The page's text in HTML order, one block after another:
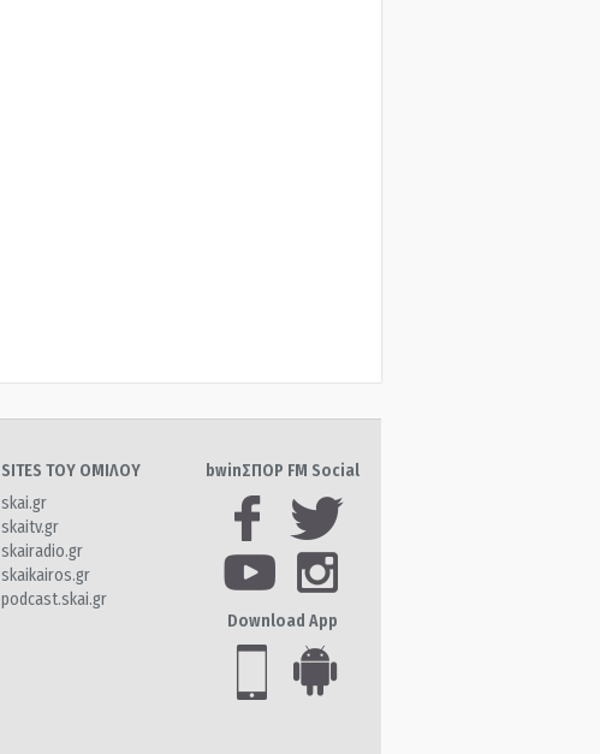
SITES ΤΟΥ ΟΜΙΛΟΥ
skai.gr
skaitv.gr
skairadio.gr
skaikairos.gr
podcast.skai.gr
bwinΣΠΟΡ FM Social
Download App